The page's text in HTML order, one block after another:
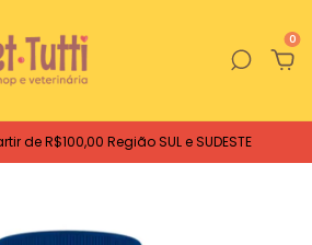
0
de R$100,00 Região SUL e SUDESTE